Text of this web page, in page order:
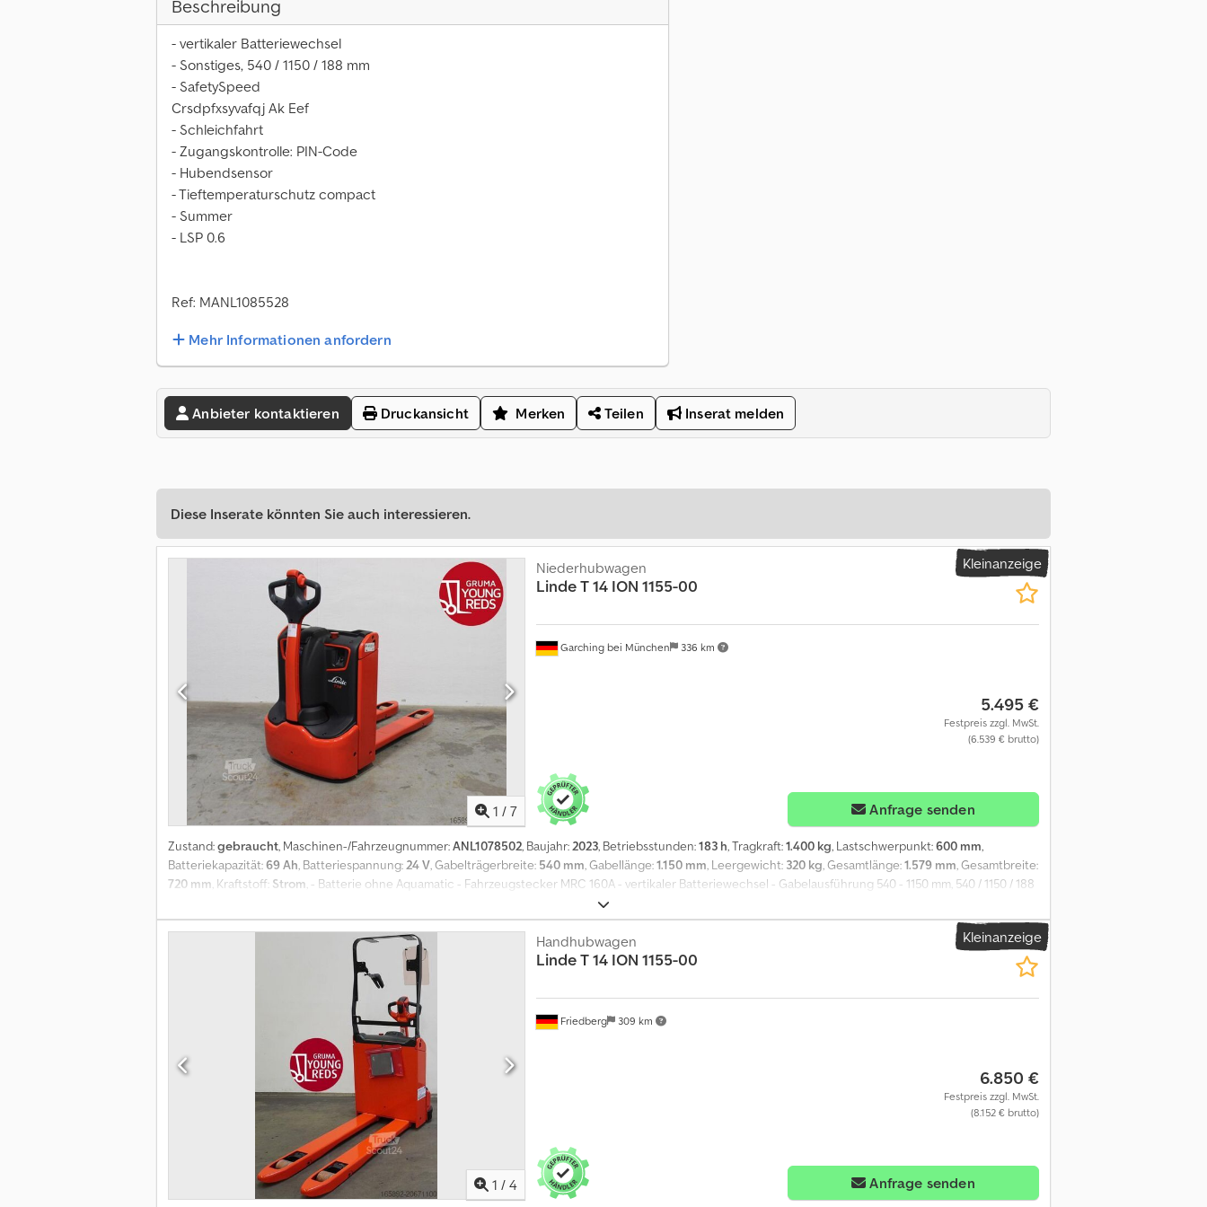
Beschreibung
- vertikaler Batteriewechsel
- Sonstiges, 540 / 1150 / 188 mm
- SafetySpeed
Crsdpfxsyvafqj Ak Eef
- Schleichfahrt
- Zugangskontrolle: PIN-Code
- Hubendsensor
- Tieftemperaturschutz compact
- Summer
- LSP 0.6
Ref: MANL1085528
Mehr Informationen anfordern
Anbieter kontaktieren Druckansicht Merken Teilen Inserat melden
Diese Inserate könnten Sie auch interessieren.
Kleinanzeige
1 / 7
Garching bei München 336 km
Niederhubwagen
LindeT 14 ION 1155-00
5.495 €
Festpreis zzgl. MwSt.
(6.539 € brutto)
Anfrage senden
Zustand:gebraucht, Maschinen-/Fahrzeugnummer:ANL1078502, Baujahr:2023, Betriebsstunden:183 h, Tragkraft:1.400 kg, Lastschwerpunkt:600 mm,
Batteriekapazität:69 Ah, Batteriespannung:24 V, Gabelträgerbreite: 540 mm, Gabellänge:1.150 mm, Leergewicht: 320 kg, Gesamtlänge:1.579 mm, Gesamtbreite:
720 mm, Kraftstoff: Strom, - Batterie ohne Aquamatic - Fahrzeugstecker MRC 160A - vertikaler Batteriewechsel - Gabelausführung 540 - 1150 mm, 540 / 1150 / 188
mm - SafetySpeed Credoy Etu Sopfx Ak Esf - Schleichfahrt - Zugangskontrolle: Schlüsselschalter - Li-ION Batterie 24V 1,5(1,7)kWh C - Li-ION Batterie
Vorbereitung Compact - Li-ION Stecker vorne, - Summer - Ladegerät Integriert mir Schuko 230V Stecker - Schleichfahrt - Safety Speed, - LSP 0.6 Ref:
Kleinanzeige
1 / 4
Friedberg 309 km
Handhubwagen
LindeT 14 ION 1155-00
6.850 €
Festpreis zzgl. MwSt.
(8.152 € brutto)
Anfrage senden